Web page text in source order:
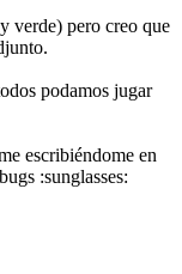
verde) pero creo que
podamos jugar
escribiéndome en
:sunglasses: